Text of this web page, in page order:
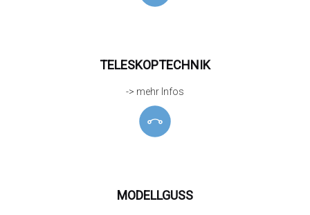
TELESKOPTECHNIK
-> mehr Infos
MODELLGUSS